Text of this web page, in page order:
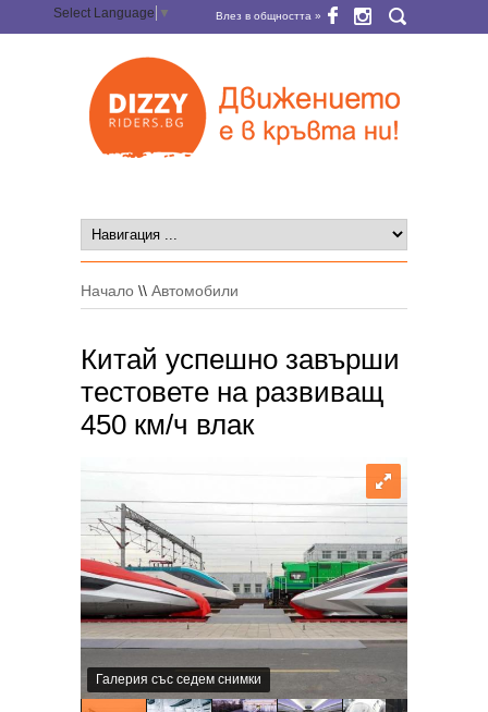
Select Language ▼ Влез в общността »
Начало \\ Автомобили
Китай успешно завърши
тестовете на развиващ
450 км/ч влак
Галерия със седем снимки